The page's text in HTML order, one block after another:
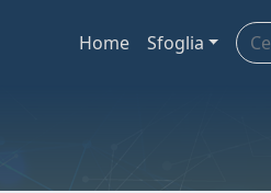
Home Sfoglia